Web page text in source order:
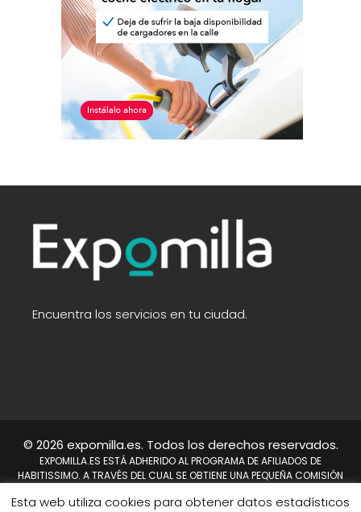
Encuentra los servicios en tu ciudad.
© 2026 expomilla.es. Todos los derechos reservados.
EXPOMILLA.ES ESTÁ ADHERIDO AL PROGRAMA DE AFILIADOS DE
HABITISSIMO. A TRAVÉS DEL CUAL SE OBTIENE UNA PEQUEÑA COMISIÓN
EN CAMBIO A NOSOTROS NOS PERMITE CONTINUAR TRABAJANDO DÍA A
Esta web utiliza cookies para obtener datos estadísticos